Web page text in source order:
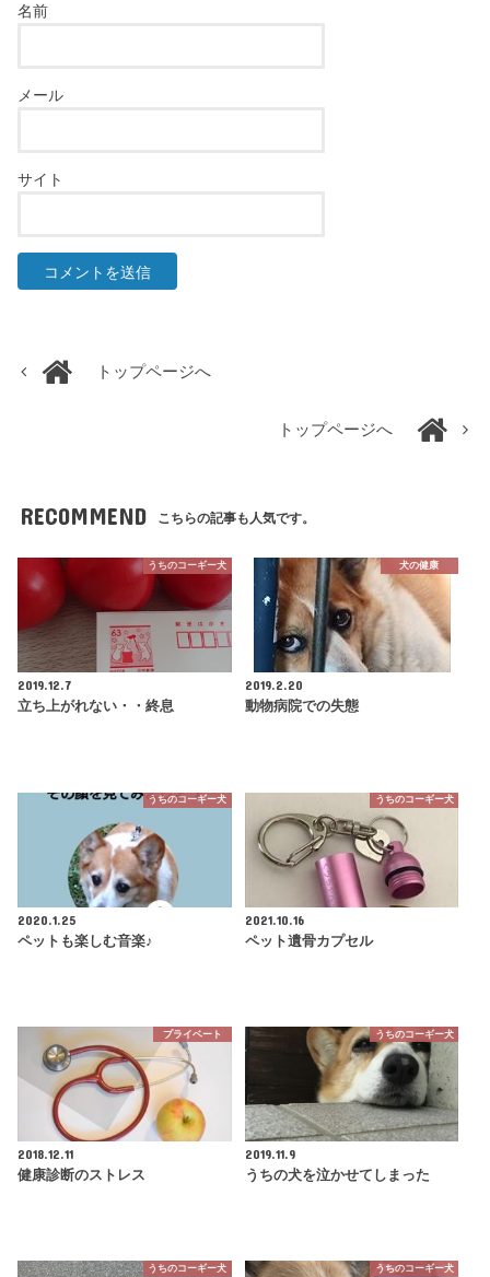
名前
メール
サイト
トップページへ
トップページへ
RECOMMEND こちらの記事も人気です。
うちのコーギー犬
2019.12.7
立ち上がれない・・終息
犬の健康
2019.2.20
動物病院での失態
うちのコーギー犬
2020.1.25
ペットも楽しむ音楽♪
うちのコーギー犬
2021.10.16
ペット遺骨カプセル
プライベート
2018.12.11
健康診断のストレス
うちのコーギー犬
2019.11.9
うちの犬を泣かせてしまった
うちのコーギー犬 うちのコーギー犬